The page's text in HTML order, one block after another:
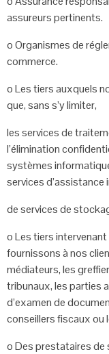
assureurs pertinents.
oOrganismes de
commerce.
oLes tiers auxquels
que, sans s’y limiter,
les services de
l’élimination
systèmes
services
de services de
oLes tiers
fournissons à nos
médiateurs, les
tribunaux, les parties
d’examen de
conseillersfiscaux ou
oDes prestataires de